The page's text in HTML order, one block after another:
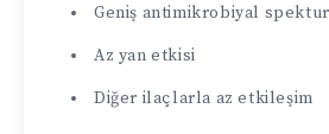
Geniş antimikrobiyal
Az yan etkisi
Diğer ilaçlarla az etkileşim